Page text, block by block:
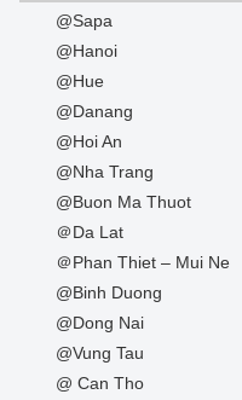
@Sapa
@Hanoi
@Hue
@Danang
@Hoi An
@Nha Trang
@Buon Ma Thuot
＠Da Lat
＠Phan Thiet – Mui Ne
@Binh Duong
@Dong Nai
@Vung Tau
@ Can Tho